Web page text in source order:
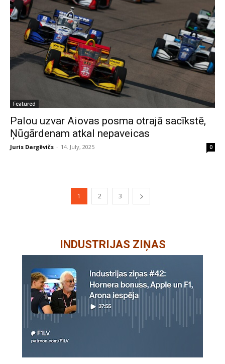
Featured
Palou uzvar Aiovas posma otrajā sacīkstē,
Ņūgārdenam atkal nepaveicas
Juris Dargēvičs - 14. July, 2025 0
1 2 3
INDUSTRIJAS ZIŅAS